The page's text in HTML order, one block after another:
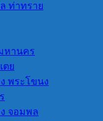
ท่าทราย
หานคร
ตย
พระโขนง
จอมพล